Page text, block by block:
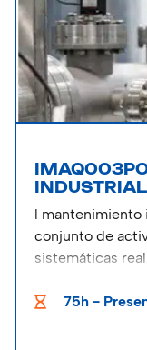
l mantenimiento
conjunto de
sistemáticas
fallos, averías y
75h -